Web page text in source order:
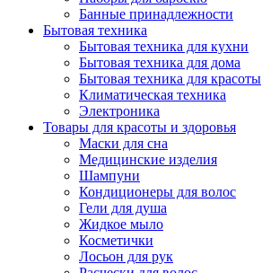
Банные принадлежности
Бытовая техника
Бытовая техника для кухни
Бытовая техника для дома
Бытовая техника для красоты
Климатическая техника
Электроника
Товары для красоты и здоровья
Маски для сна
Медицинские изделия
Шампуни
Кондиционеры для волос
Гели для душа
Жидкое мыло
Косметички
Лосьон для рук